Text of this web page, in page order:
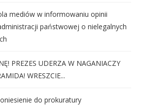
mediów w informowaniu opinii
państwowej o nielegalnych
PREZES UDERZA W NAGANIACZY
WRESZCIE...
do prokuratury